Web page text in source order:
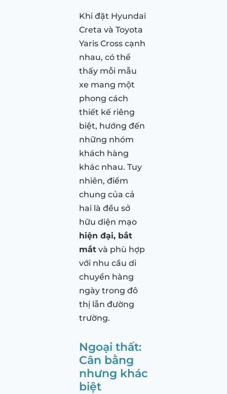
Khi đặt Hyundai
Creta và Toyota
Yaris Cross cạnh
nhau, có thể
thấy mỗi mẫu
xe mang một
phong cách
thiết kế riêng
biệt, hướng đến
những nhóm
khách hàng
khác nhau. Tuy
nhiên, điểm
chung của cả
hai là đều sở
hữu diện mạo
hiện đại, bắt
mắt và phù hợp
với nhu cầu di
chuyển hàng
ngày trong đô
thị lẫn đường
trường.
Ngoại thất:
Cân bằng
nhưng khác
biệt